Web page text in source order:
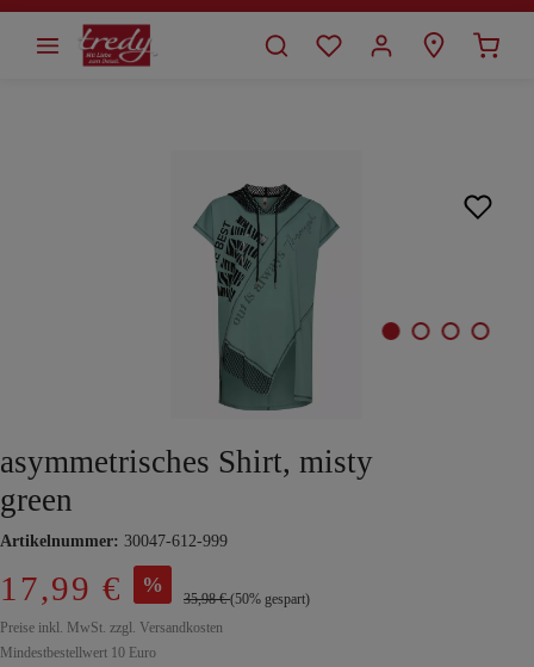
springen
asymmetrisches Shirt, misty
green
Artikelnummer: 30047-612-999
17,99 € %
35,98 €(50% gespart)
Preise inkl. MwSt. zzgl. Versandkosten
Mindestbestellwert 10 Euro